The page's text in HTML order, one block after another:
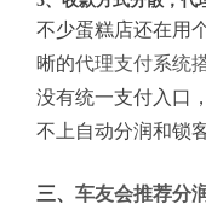
不少蛋糕店还在用
晰的代理支付系统
没有统一支付入口
不上自动分润和锁客
三、 车友会推荐分